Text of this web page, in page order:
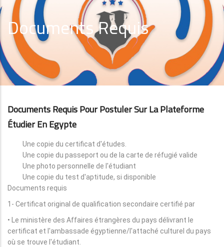
Documents Requis
Documents Requis Pour Postuler Sur La Plateforme
Étudier En Egypte
Une copie du certificat d'études.
Une copie du passeport ou de la carte de réfugié valide
Une photo personnelle de l'étudiant
Une copie du test d'aptitude, si disponible
Documents requis
1- Certificat original de qualification secondaire certifié par
• Le ministère des Affaires étrangères du pays délivrant le
certificat et l'ambassade égyptienne/l'attaché culturel du pays
où se trouve l'étudiant.